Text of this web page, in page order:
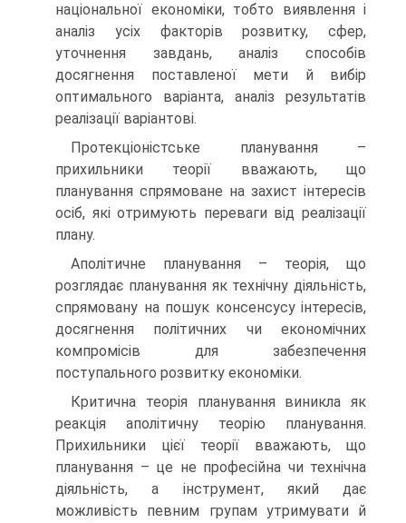
національної економіки, тобто виявлення і
аналіз усіх факторів розвитку, сфер,
уточнення завдань, аналіз способів
досягнення поставленої мети й вибір
оптимального варіанта, аналіз результатів
реалізації варіантові.
Протекціоністське планування –
прихильники теорії вважають, що
планування спрямоване на захист інтересів
осіб, які отримують переваги від реалізації
плану.
Аполітичне планування – теорія, що
розглядає планування як технічну діяльність,
спрямовану на пошук консенсусу інтересів,
досягнення політичних чи економічних
компромісів для забезпечення
поступального розвитку економіки.
Критична теорія планування виникла як
реакція аполітичну теорію планування.
Прихильники цієї теорії вважають, що
планування – це не професійна чи технічна
діяльність, а інструмент, який дає
можливість певним групам утримувати й